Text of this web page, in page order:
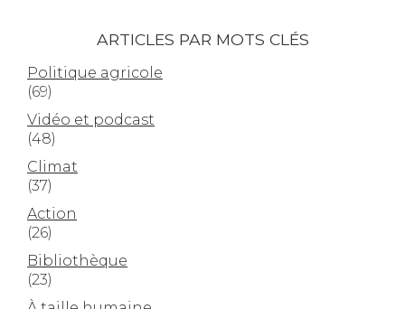
ARTICLES PAR MOTS CLÉS
Politique agricole
(69)
Vidéo et podcast
(48)
Climat
(37)
Action
(26)
Bibliothèque
(23)